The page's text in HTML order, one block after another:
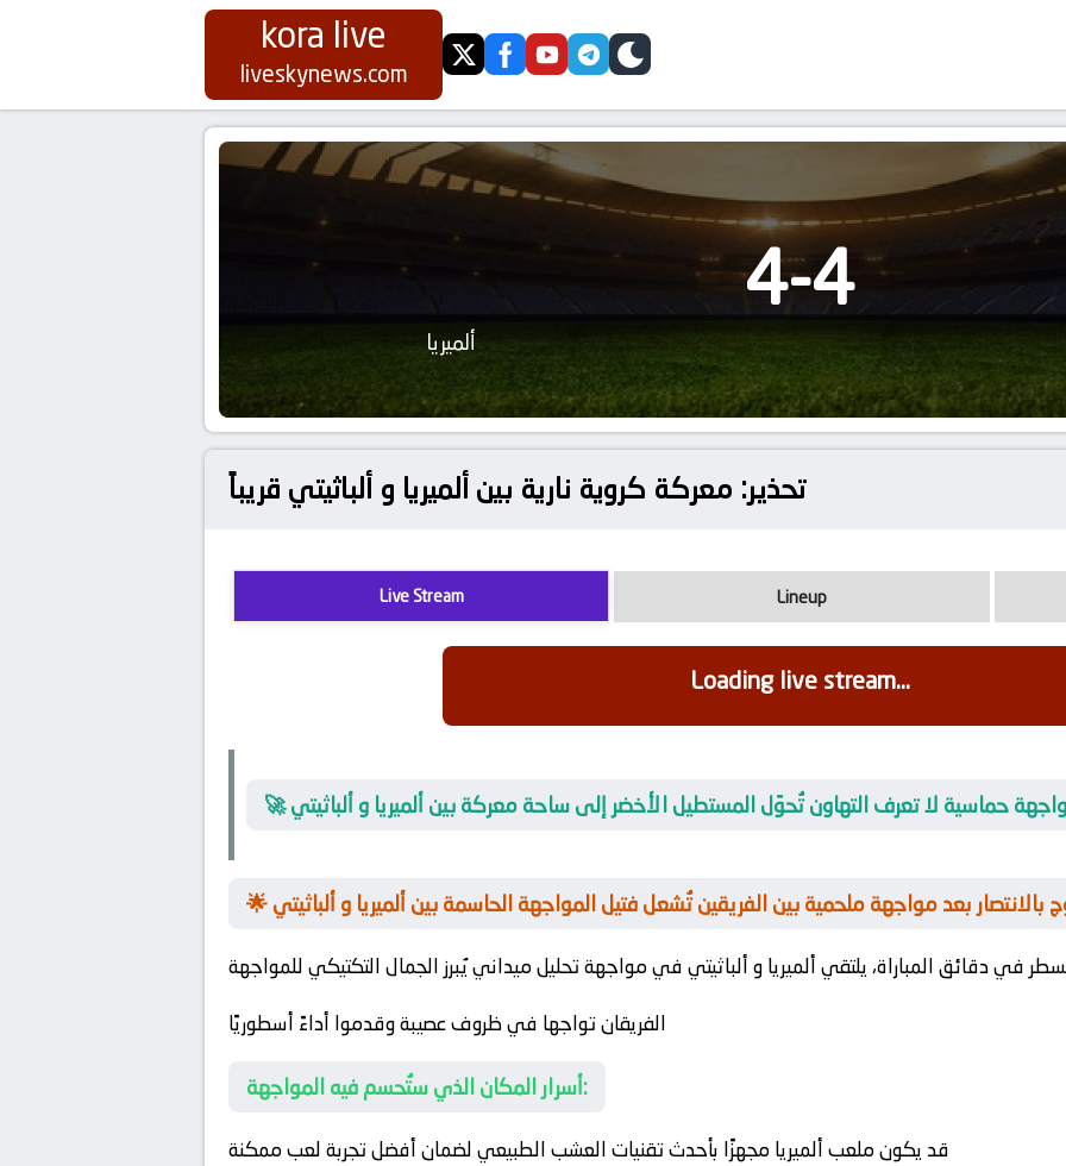
kora live
liveskynews.com twitterfacebookyoutubetelegram
skin
ألميريا
4-4
تحذير: معركة كروية نارية بين ألميريا و ألباثيتي قريباً
Live Stream Lineup
Loading live stream...
مواجهة حماسية لا تعرف التهاون تُحوّل المستطيل الأخضر إلى ساحة معركة بين ألميريا و ألباثيتي
بالانتصار بعد مواجهة ملحمية بين الفريقين تُشعل فتيل المواجهة الحاسمة بين ألميريا و ألباثيتي
في دقائق المباراة، يلتقيألميرياوألباثيتي
الفريقان تواجها في ظروف عصيبة وقدموا أداءً أسطوريًا
أسرار المكان الذي ستُحسم فيه المواجهة:
قد يكون ملعب ألميريا مجهزًا بأحدث تقنيات العشب الطبيعي لضمان أفضل تجربة لعب ممكنة